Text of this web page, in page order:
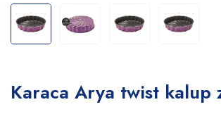
Karaca Arya twist kalup